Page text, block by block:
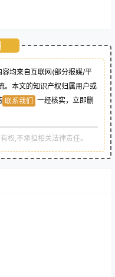
均来自互联网(部分报媒/平
。本文的知识产权归属用户或
联系我们
一经核实，立即删
权,不承担相关法律责任。